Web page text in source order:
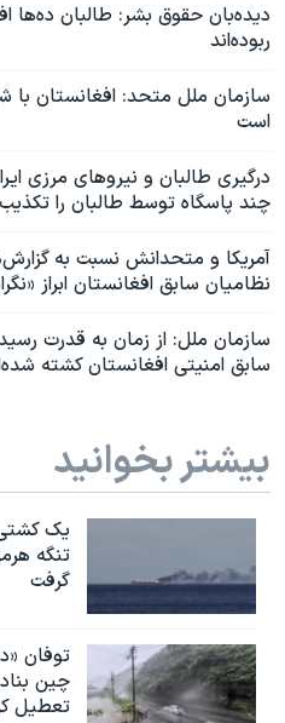
دیده‌بان حقوق بشر: طالبان ده‌ها
ربوده‌اند
سازمان ملل متحد: افغانستان با
است
درگیری طالبان و نیروهای مرزی
چند پاسگاه‌ توسط طالبان را
آمریکا و متحدانش نسبت به
نظامیان سابق افغانستان ابراز
سابق امنیتی افغانستان کشته‌
بیشتر بخوانید
یک
تنگه
گرفت
توفان
چین
تعطیل